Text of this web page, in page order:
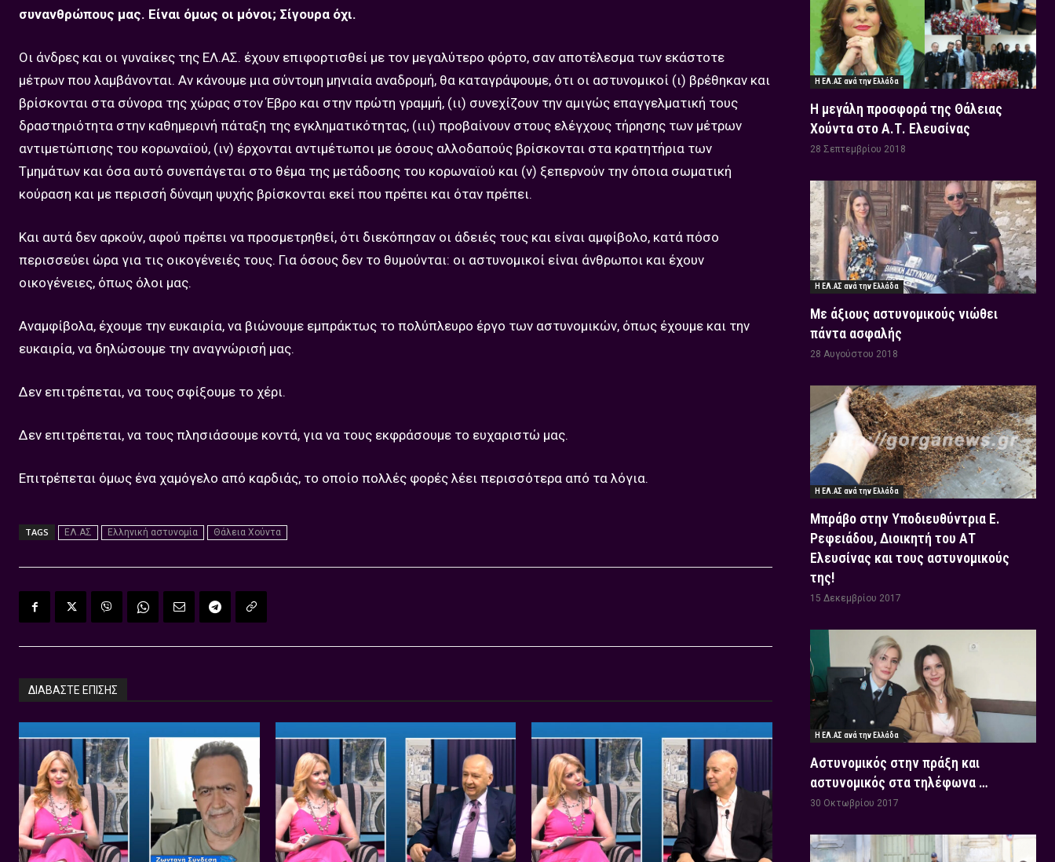
συνανθρώπους μας. Είναι όμως οι μόνοι; Σίγουρα όχι.
Οι άνδρες και οι γυναίκες της ΕΛ.ΑΣ. έχουν επιφορτισθεί με τον μεγαλύτερο φόρτο, σαν αποτέλεσμα των εκάστοτε
μέτρων που λαμβάνονται. Αν κάνουμε μια σύντομη μηνιαία αναδρομή, θα καταγράψουμε, ότι οι αστυνομικοί (ι) βρέθηκαν και
βρίσκονται στα σύνορα της χώρας στον Έβρο και στην πρώτη γραμμή, (ιι) συνεχίζουν την αμιγώς επαγγελματική τους
δραστηριότητα στην καθημερινή πάταξη της εγκληματικότητας, (ιιι) προβαίνουν στους ελέγχους τήρησης των μέτρων
αντιμετώπισης του κορωναϊού, (ιν) έρχονται αντιμέτωποι με όσους αλλοδαπούς βρίσκονται στα κρατητήρια των
Τμημάτων και όσα αυτό συνεπάγεται στο θέμα της μετάδοσης του κορωναϊού και (ν) ξεπερνούν την όποια σωματική
κούραση και με περισσή δύναμη ψυχής βρίσκονται εκεί που πρέπει και όταν πρέπει.
Και αυτά δεν αρκούν, αφού πρέπει να προσμετρηθεί, ότι διεκόπησαν οι άδειές τους και είναι αμφίβολο, κατά πόσο
περισσεύει ώρα για τις οικογένειές τους. Για όσους δεν το θυμούνται: οι αστυνομικοί είναι άνθρωποι και έχουν
οικογένειες, όπως όλοι μας.
Αναμφίβολα, έχουμε την ευκαιρία, να βιώνουμε εμπράκτως το πολύπλευρο έργο των αστυνομικών, όπως έχουμε και την
ευκαιρία, να δηλώσουμε την αναγνώρισή μας.
Δεν επιτρέπεται, να τους σφίξουμε το χέρι.
Δεν επιτρέπεται, να τους πλησιάσουμε κοντά, για να τους εκφράσουμε το ευχαριστώ μας.
Επιτρέπεται όμως ένα χαμόγελο από καρδιάς, το οποίο πολλές φορές λέει περισσότερα από τα λόγια.
TAGS ΕΛ.ΑΣ Ελληνική αστυνομία Θάλεια Χούντα
ΔΙΑΒΑΣΤΕ ΕΠΙΣΗΣ
Η ΕΛ.ΑΣ ανά την Ελλάδα
Η μεγάλη προσφορά της Θάλειας
Χούντα στο Α.Τ. Ελευσίνας
28 Σεπτεμβρίου 2018
Η ΕΛ.ΑΣ ανά την Ελλάδα
Με άξιους αστυνομικούς νιώθει
πάντα ασφαλής
28 Αυγούστου 2018
Η ΕΛ.ΑΣ ανά την Ελλάδα
Μπράβο στην Υποδιευθύντρια Ε.
Ρεφειάδου, Διοικητή του ΑΤ
Ελευσίνας και τους αστυνομικούς
της!
15 Δεκεμβρίου 2017
Η ΕΛ.ΑΣ ανά την Ελλάδα
Αστυνομικός στην πράξη και
αστυνομικός στα τηλέφωνα …
30 Οκτωβρίου 2017